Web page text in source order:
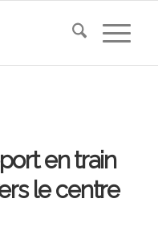
en train
le centre